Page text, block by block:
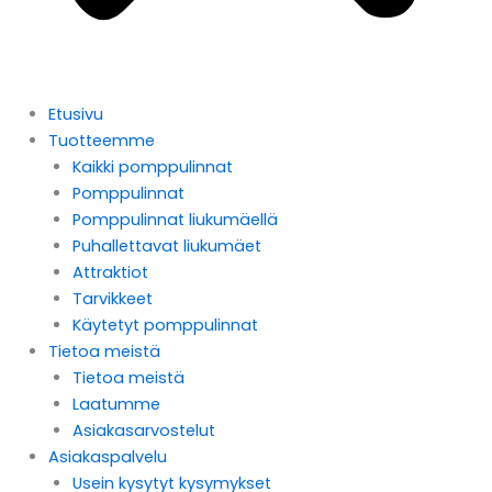
Etusivu
Tuotteemme
Kaikki pomppulinnat
Pomppulinnat
Pomppulinnat liukumäellä
Puhallettavat liukumäet
Attraktiot
Tarvikkeet
Käytetyt pomppulinnat
Tietoa meistä
Tietoa meistä
Laatumme
Asiakasarvostelut
Asiakaspalvelu
Usein kysytyt kysymykset